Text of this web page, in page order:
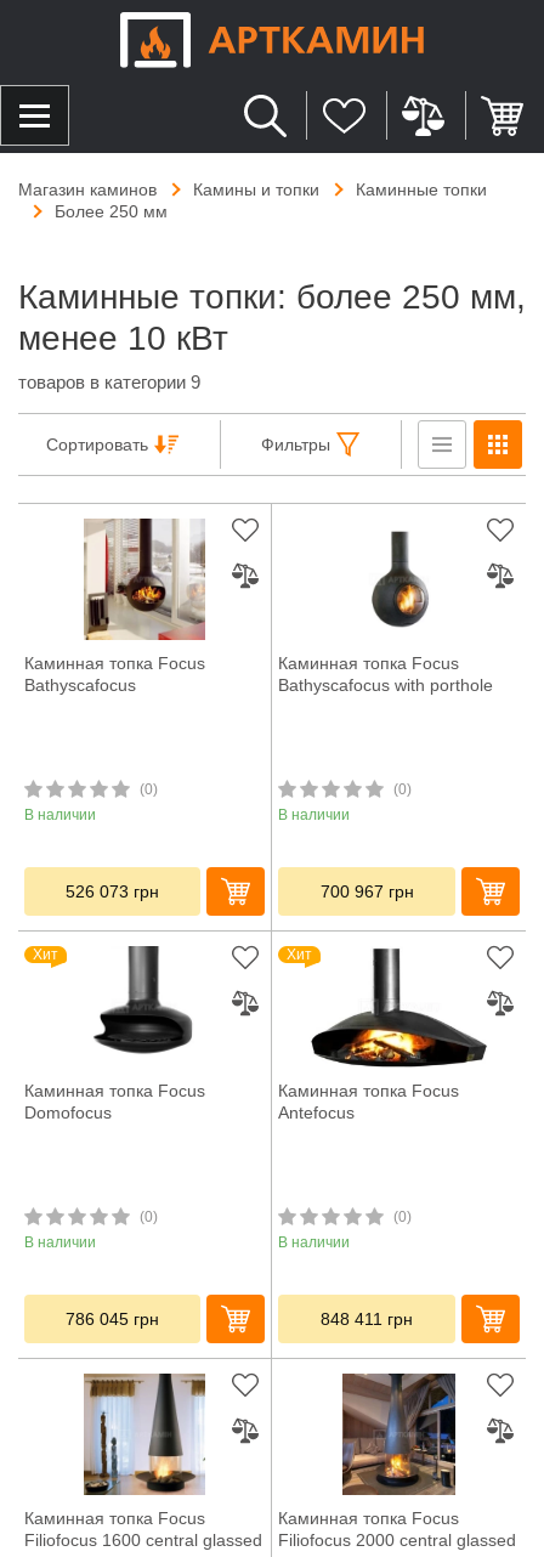
Магазин каминов Камины и топки
Каминные топки
Более 250 мм
Каминные топки: более 250 мм,
менее 10 кВт
товаров в категории 9
Сортировать Фильтры
Каминная топка Focus
Bathyscafocus
(0)
В наличии
526 073 грн
Каминная топка Focus
Bathyscafocus with porthole
(0)
В наличии
700 967 грн
Хит
Каминная топка Focus
Domofocus
(0)
В наличии
786 045 грн
Хит
Каминная топка Focus
Antefocus
(0)
В наличии
848 411 грн
Каминная топка Focus
Filiofocus 1600 central glassed
Каминная топка Focus
Filiofocus 2000 central glassed